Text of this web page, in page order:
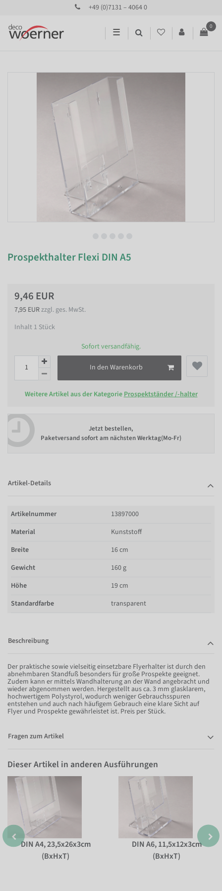
+49 (0)7131 – 4064 0
☰
0
Prospekthalter Flexi DIN A5
9,46 EUR
7,95 EURzzgl. ges. MwSt.
Inhalt 1 Stück
Sofort versandfähig.
In den Warenkorb
Weitere Artikel aus der Kategorie Prospektständer /-halter
Jetzt bestellen,
Paketversand sofort am nächsten Werktag(Mo-Fr)
Artikel-Details
Artikelnummer
13897000
Material
Kunststoff
Breite
16 cm
Gewicht
160 g
Höhe
19 cm
Standardfarbe
transparent
Beschreibung
Der praktische sowie vielseitig einsetzbare Flyerhalter ist durch den
abnehmbaren Standfuß besonders für große Prospekte geeignet.
Zudem kann er mittels Wandhalterung an der Wand angebracht und
wieder abgenommen werden. Hergestellt aus ca. 3 mm glasklarem,
hochwertigem Polystyrol, wodurch weniger Gebrauchsspuren
entstehen und auch nach häufigem Gebrauch eine klare Sicht auf
Flyer und Prospekte gewährleistet ist. Preis per Stück.
Fragen zum Artikel
Dieser Artikel in anderen Ausführungen
DIN A4, 23,5x26x3cm
(BxHxT)
DIN A6, 11,5x12x3cm
(BxHxT)